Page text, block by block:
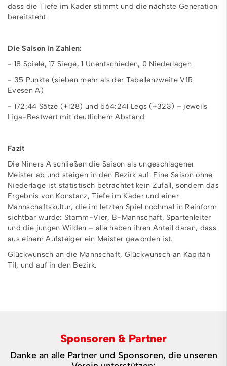
dass die Tiefe im Kader stimmt und die nächste Generation
bereitsteht.
Die Saison in Zahlen:
- 18 Spiele, 17 Siege, 1 Unentschieden, 0 Niederlagen
- 35 Punkte (sieben mehr als der Tabellenzweite VfR
Evesen A)
- 172:44 Sätze (+128) und 564:241 Legs (+323) – jeweils
Liga-Bestwert mit deutlichem Abstand
Fazit
Die Niners A schließen die Saison als ungeschlagener
Meister ab und steigen in den Bezirk auf. Eine Saison ohne
Niederlage ist statistisch betrachtet kein Zufall, sondern das
Ergebnis von Konstanz, Tiefe im Kader und einer
Mannschaftskultur, die im letzten Spiel nochmal in Reinform
sichtbar wurde: Stamm-Vier, B-Mannschaft, Spartenleiter
und die jungen Wilden – alle haben ihren Anteil daran, dass
aus einem Aufsteiger ein Meister geworden ist.
Glückwunsch an die Mannschaft, Glückwunsch an Kapitän
Til, und auf in den Bezirk.
Sponsoren & Partner
Danke an alle Partner und Sponsoren, die unseren